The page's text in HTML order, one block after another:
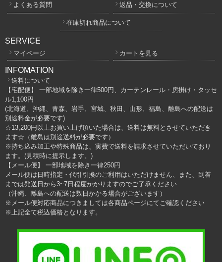
よくある質問 返品・交換について
在庫切れ商品について
SERVICE
マイページ カートを見る
INFOMATION
送料について
【宅配便】 一部地域を除き一律500円、カーテンレール・房掛け・タッセ
ル1,100円
(北海道、沖縄、青森、岩手、宮城、秋田、山形、福島、離島への配送は
別途料金が必要です)
☆13,200円以上お買い上げ頂いた場合は、送料は無料とさせていただき
ます☆（離島は別途送料が必要です）
※持ち込み加工や特殊商品は、実費で送料を請求させていただいており
ます。(見積時に提示します。)
【メール便】 一部地域を除き一律250円
メール便は日時指定・代引引換のご利用はいただけません、また、到着
までは発送日から3~7日程度かかりますのでご了承ください
（沖縄、離島への配送は数日かかる場合がございます）
※メール便対応商品につきましては各商品ページにてご確認ください
※上記全て税込価格となります。